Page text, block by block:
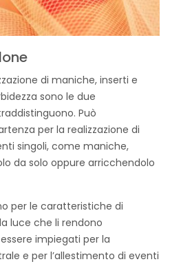
di maniche, inserti e
sono le due
Può
per la realizzazione di
singoli, come maniche,
da solo oppure arricchendolo
per le caratteristiche di
luce che li rendono
impiegati per la
e per l’allestimento di eventi